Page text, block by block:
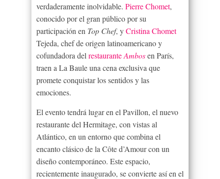
verdaderamente inolvidable. Pierre Chomet,
conocido por el gran público por su
participación en Top Chef, yCristina Chomet
Tejeda, chef de origen latinoamericano y
cofundadora del restauranteAmbosen París,
traen a La Baule una cena exclusiva que
promete conquistar los sentidos y las
emociones.
El evento tendrá lugar en el Pavillon, el nuevo
restaurante del Hermitage, con vistas al
Atlántico, en un entorno que combina el
encanto clásico de la Côte d’Amour con un
diseño contemporáneo. Este espacio,
recientemente inaugurado, se convierte así en el